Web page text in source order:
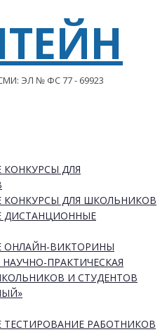
ЭЛ № ФС 77 - 69923
КОНКУРСЫ ДЛЯ
КОНКУРСЫ ДЛЯ ШКОЛЬНИКОВ
ДИСТАНЦИОННЫЕ
ОНЛАЙН-ВИКТОРИНЫ
ПРАКТИЧЕСКАЯ
И СТУДЕНТОВ
ТЕСТИРОВАНИЕ РАБОТНИКОВ